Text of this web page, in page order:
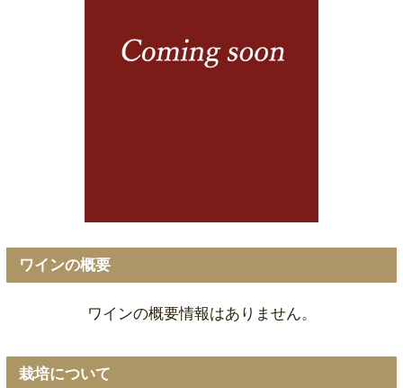
ワインの概要
ワインの概要情報はありません。
栽培について